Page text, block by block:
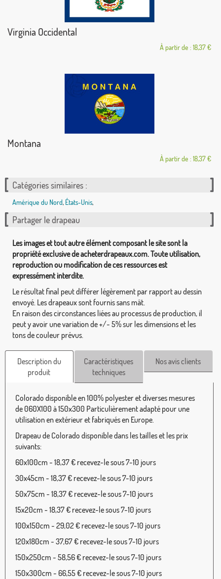
Virginia Occidental
À partir de : 18,37 €
Montana
À partir de : 18,37 €
Catégories similaires :
Amérique du Nord, États-Unis,
Partager le drapeau
Les images et tout autre élément composant le site sont la
propriété exclusive de acheterdrapeaux.com. Toute utilisation,
reproduction ou modification de ces ressources est
expressément interdite.
Le résultat final peut différer légèrement par rapport au dessin
envoyé. Les drapeaux sont fournis sans mât.
En raison des circonstances liées au processus de production, il
peut y avoir une variation de +/- 5% sur les dimensions et les
tons de couleur prévus.
Description du
produit
Caractéristiques
techniques
Nos avis clients
Colorado disponible en 100% polyester et diverses mesures
de 060X100 à 150x300 Particulièrement adapté pour une
utilisation en extérieur et fabriqués en Europe.
Drapeau de Colorado disponible dans les tailles et les prix
suivants:
60x100cm - 18,37 € recevez-le sous 7-10 jours
30x45cm - 18,37 € recevez-le sous 7-10 jours
50x75cm - 18,37 € recevez-le sous 7-10 jours
15x20cm - 18,37 € recevez-le sous 7-10 jours
100x150cm - 29,02 € recevez-le sous 7-10 jours
120x180cm - 37,67 € recevez-le sous 7-10 jours
150x250cm - 58,56 € recevez-le sous 7-10 jours
150x300cm - 66,55 € recevez-le sous 7-10 jours